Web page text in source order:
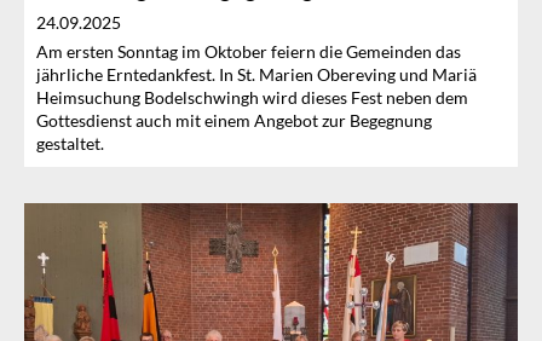
24.09.2025
Am ersten Sonntag im Oktober feiern die Gemeinden das
jährliche Erntedankfest. In St. Marien Obereving und Mariä
Heimsuchung Bodelschwingh wird dieses Fest neben dem
Gottesdienst auch mit einem Angebot zur Begegnung
gestaltet.